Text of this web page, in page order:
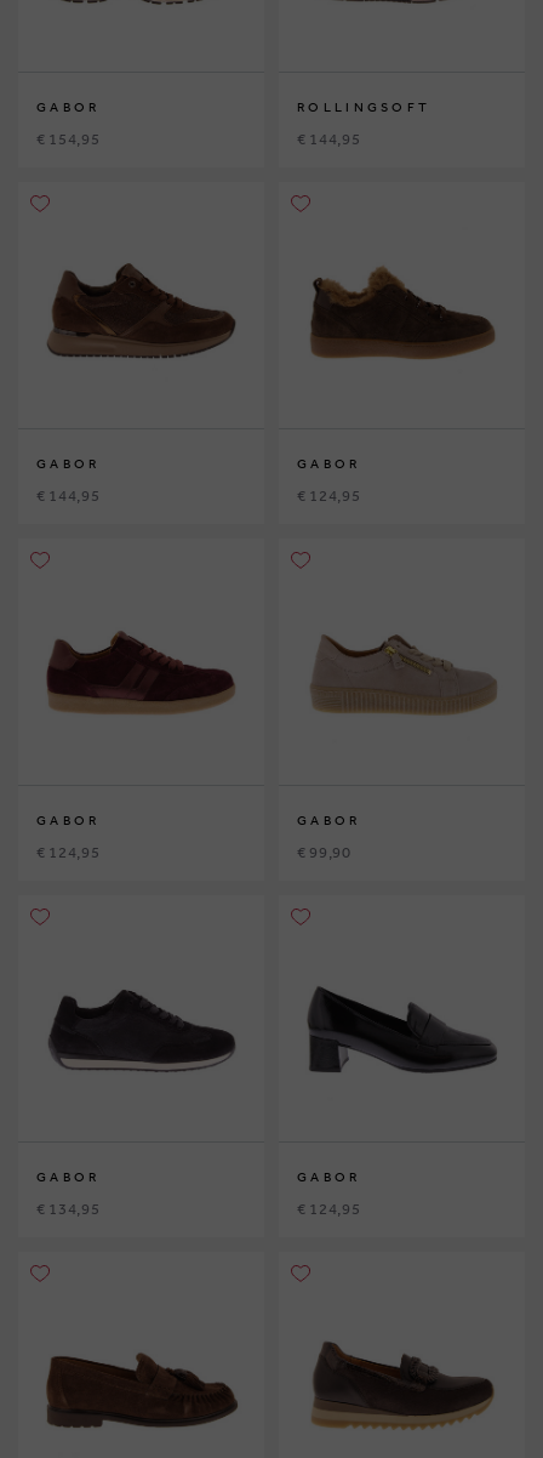
GABOR
€ 154,95
ROLLINGSOFT
€ 144,95
GABOR
€ 144,95
GABOR
€ 124,95
GABOR
€ 124,95
GABOR
€ 99,90
GABOR
€ 134,95
GABOR
€ 124,95